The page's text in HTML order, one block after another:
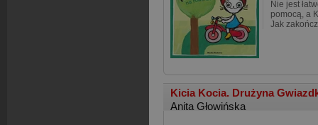
Nie jest
pomocą, a
Jak zakończ
Kicia Kocia. Drużyna
Anita Głowińska